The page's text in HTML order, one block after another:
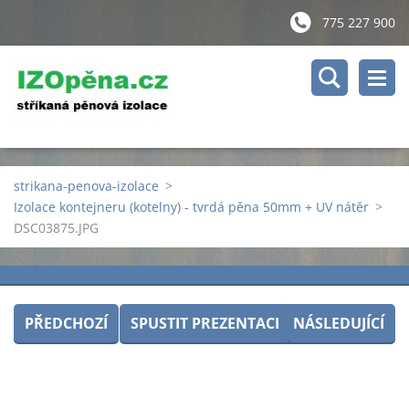
775 227 900
strikana-penova-izolace >
Izolace kontejneru (kotelny) - tvrdá pěna 50mm + UV nátěr >
DSC03875.JPG
PŘEDCHOZÍ SPUSTIT PREZENTACI NÁSLEDUJÍCÍ